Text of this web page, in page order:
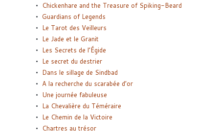
Chickenhare and the Treasure of Spiking-Beard
Guardians of Legends
Le Tarot des Veilleurs
Le Jade et le Granit
Les Secrets de l’Égide
Le secret du destrier
Dans le sillage de Sindbad
A la recherche du scarabée d’or
Une journée fabuleuse
La Chevalière du Téméraire
Le Chemin de la Victoire
Chartres au trésor